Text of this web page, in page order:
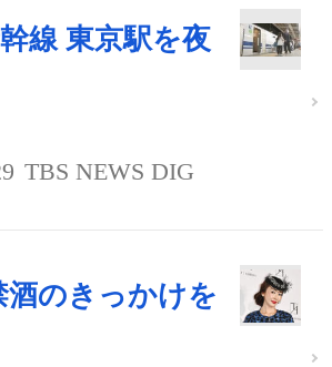
線 東京駅を夜
TBS NEWS DIG
酒のきっかけを